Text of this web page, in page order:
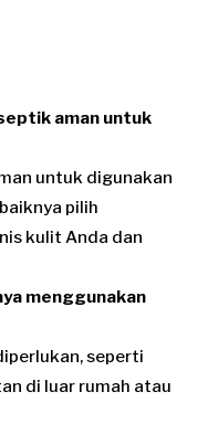
aman untuk
untuk digunakan
pilih
kulit Anda dan
menggunakan
seperti
di luar rumah atau